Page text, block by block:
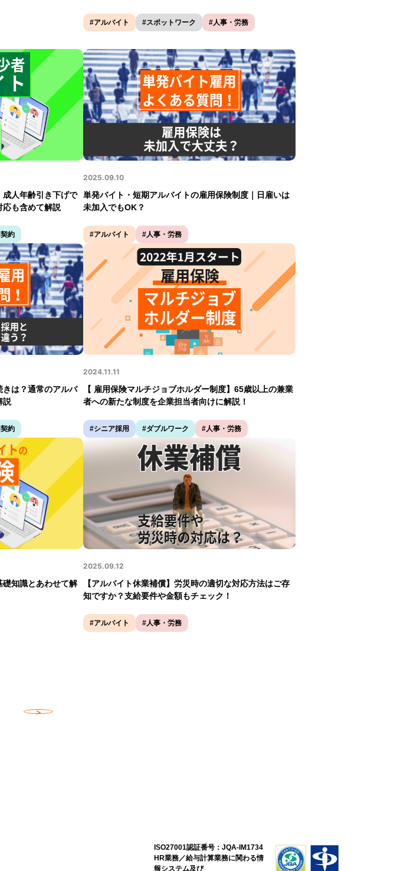
#アルバイト #スポットワーク #人事・労務
成⼈年齢引き下げで
応も含めて解説
約
2025.09.10
単発バイト・短期アルバイトの雇⽤保険制度｜日雇いは
未加入でもOK？
#アルバイト #人事・労務
は？通常のアルバ
説
約
2024.11.11
【 雇用保険マルチジョブホルダー制度】65歳以上の兼業
者への新たな制度を企業担当者向けに解説！
#シニア採用 #ダブルワーク #人事・労務
礎知識とあわせて解
2025.09.12
【アルバイト休業補償】労災時の適切な対応方法はご存
知ですか？支給要件や金額もチェック！
#アルバイト #人事・労務
ISO27001認証番号：JQA-IM1734
HR業務／給与計算業務に関わる情
報システム及び